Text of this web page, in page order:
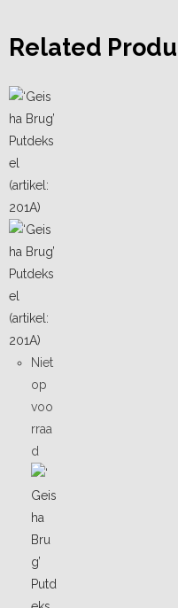
Related
Niet
op
voo
rraa
d